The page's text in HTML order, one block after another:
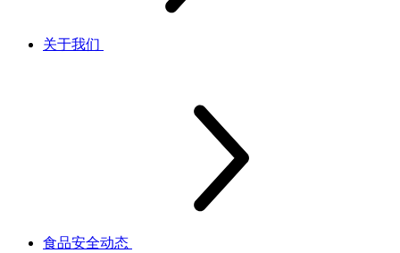
关于我们
食品安全动态